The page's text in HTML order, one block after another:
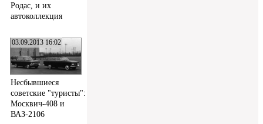
Родас, и их
автоколлекция
03.09.2013 16:02
Несбывшиеся
советские "туристы":
Москвич-408 и
ВАЗ-2106